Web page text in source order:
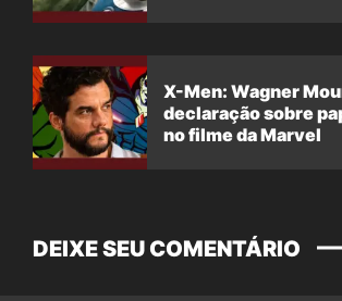
X-Men: Wagner
declaração sobre
no filme da Marvel
DEIXE SEU COMENTÁRIO